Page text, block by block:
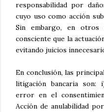
responsabilidad por
cuyo uso como acción
Sin embargo, en otros
consciente que la
evitando juicios
En conclusión, las
litigación bancaria son:
error en el
Acción de anulabilidad